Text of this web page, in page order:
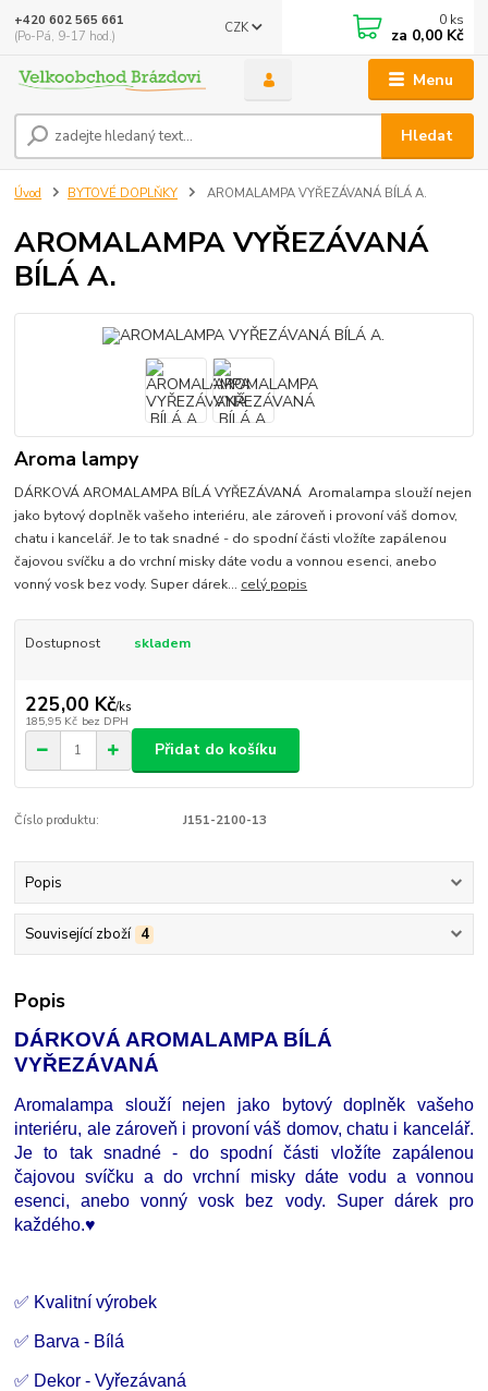
Menu
CZK
Hledat
+420 602 565 661
(Po-Pá, 9-17 hod.)
0 ks
za 0,00 Kč
Úvod BYTOVÉ DOPLŇKY AROMALAMPA VYŘEZÁVANÁ BÍLÁ A.
AROMALAMPA VYŘEZÁVANÁ
BÍLÁ A.
Aroma lampy
DÁRKOVÁ AROMALAMPA BÍLÁ VYŘEZÁVANÁ Aromalampa slouží nejen
jako bytový doplněk vašeho interiéru, ale zároveň i provoní váš domov,
chatu i kancelář. Je to tak snadné - do spodní části vložíte zapálenou
čajovou svíčku a do vrchní misky dáte vodu a vonnou esenci, anebo
vonný vosk bez vody. Super dárek... celý popis
Dostupnost skladem
225,00 Kč/ks
185,95 Kč bez DPH
Přidat do košíku
Číslo produktu: J151-2100-13
Popis
Související zboží 4
Popis
DÁRKOVÁ AROMALAMPA BÍLÁ
VYŘEZÁVANÁ
Aromalampa slouží nejen jako bytový doplněk vašeho
interiéru, ale zároveň i provoní váš domov, chatu i kancelář.
Je to tak snadné - do spodní části vložíte zapálenou
čajovou svíčku a do vrchní misky dáte vodu a vonnou
esenci, anebo vonný vosk bez vody. Super dárek pro
každého.♥
✅ Kvalitní výrobek
✅ Barva - Bílá
✅ Dekor - Vyřezávaná